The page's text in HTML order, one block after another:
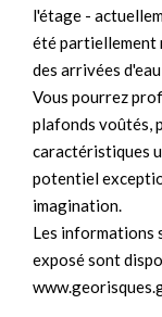
l'étage -
été partiellement
des arrivées
Vous pourrez
plafonds voûtés,
caractéristiques
potentiel
imagination.
Les informations
exposé sont